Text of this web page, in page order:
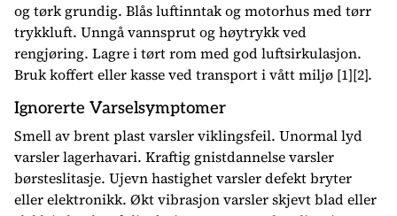
og tørk grundig. Blås luftinntak og motorhus med tørr
trykkluft. Unngå vannsprut og høytrykk ved
rengjøring. Lagre i tørt rom med god luftsirkulasjon.
Bruk koffert eller kasse ved transport i vått miljø [1][2].
Ignorerte Varselsymptomer
Smell av brent plast varsler viklingsfeil. Unormal lyd
varsler lagerhavari. Kraftig gnistdannelse varsler
børsteslitasje. Ujevn hastighet varsler defekt bryter
eller elektronikk. Økt vibrasjon varsler skjevt blad eller